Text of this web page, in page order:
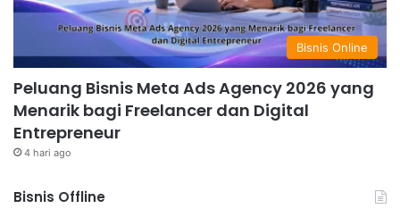
Bisnis Online
Peluang Bisnis Meta Ads Agency 2026 yang
Menarik bagi Freelancer dan Digital
Entrepreneur
4 hari ago
Bisnis Offline